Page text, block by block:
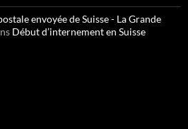
envoyée de Suisse - La Grande
Début d’internement en Suisse